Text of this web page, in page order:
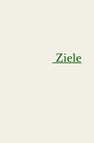
Ziele